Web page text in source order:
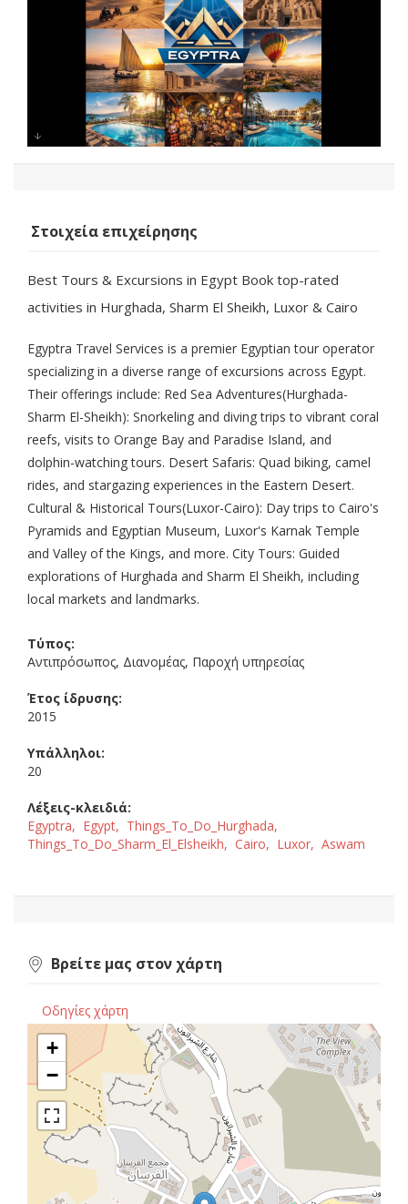
Στοιχεία επιχείρησης
Best Tours & Excursions in Egypt Book top-rated
activities in Hurghada, Sharm El Sheikh, Luxor & Cairo
Egyptra Travel Services is a premier Egyptian tour operator
specializing in a diverse range of excursions across Egypt.
Their offerings include: Red Sea Adventures(Hurghada-
Sharm El-Sheikh): Snorkeling and diving trips to vibrant coral
reefs, visits to Orange Bay and Paradise Island, and
dolphin-watching tours. Desert Safaris: Quad biking, camel
rides, and stargazing experiences in the Eastern Desert.
Cultural & Historical Tours(Luxor-Cairo): Day trips to Cairo's
Pyramids and Egyptian Museum, Luxor's Karnak Temple
and Valley of the Kings, and more. City Tours: Guided
explorations of Hurghada and Sharm El Sheikh, including
local markets and landmarks.
Τύπος:
Αντιπρόσωπος, Διανομέας, Παροχή υπηρεσίας
Έτος ίδρυσης:
2015
Υπάλληλοι:
20
Λέξεις-κλειδιά:
Egyptra, Egypt, Things_To_Do_Hurghada,
Things_To_Do_Sharm_El_Elsheikh, Cairo, Luxor, Aswam
Βρείτε μας στον χάρτη
Οδηγίες χάρτη
+
−